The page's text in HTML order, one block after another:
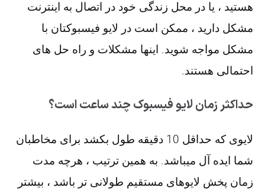
هستید ، یا در محل زندگی خود در اتصال به اینترنت
مشکل دارید ، ممکن است در لایو فیسبوکتان با
مشکل مواجه شوید. اینها مشکلات و راه حل های
احتمالی هستند.
حداکثر زمان لایو فیسبوک چند ساعت است؟
لایوی که حداقل 10 دقیقه طول بکشد برای مخاطبان
شما ایده آل میباشد. به همین ترتیب ، هرچه مدت
زمان پخش لایوهای مستقیم طولانی تر باشد ، بیشتر